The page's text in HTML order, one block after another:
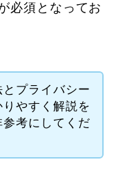
必須となってお
プライバシー
やすく解説を
考にしてくだ